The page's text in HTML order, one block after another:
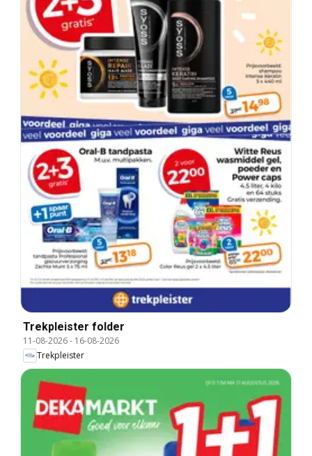
Trekpleister folder
11-08-2026- 16-08-2026
Trekpleister